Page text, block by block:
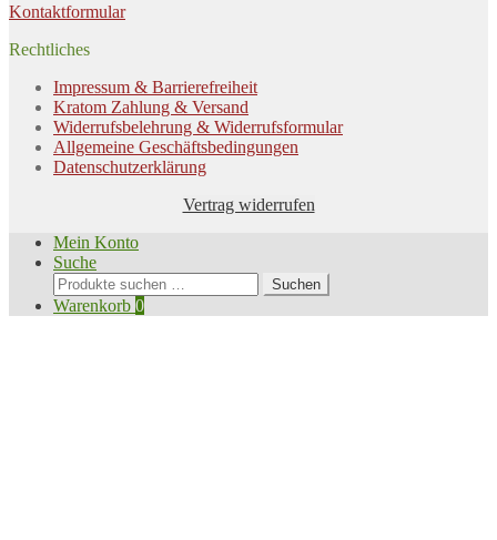
Kontaktformular
Rechtliches
Impressum & Barrierefreiheit
Kratom Zahlung & Versand
Widerrufsbelehrung & Widerrufsformular
Allgemeine Geschäftsbedingungen
Datenschutzerklärung
Vertrag widerrufen
Mein Konto
Suche
Suche
nach:
Suchen
Warenkorb 0